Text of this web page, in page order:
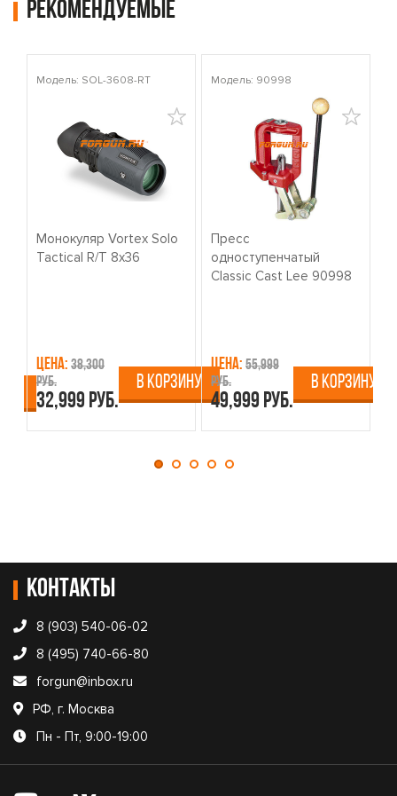
Рекомендуемые
Модель: SOL-3608-RT
Монокуляр Vortex Solo
Tactical R/T 8x36
Цена: 38,300
руб.
32,999 руб.
В КОРЗИНУ
Модель: 90998
Пресс
одноступенчатый
Classic Cast Lee 90998
Цена: 55,999
руб.
49,999 руб.
В КОРЗИНУ
Контакты
8 (903) 540-06-02
8 (495) 740-66-80
forgun@inbox.ru
РФ, г. Москва
Пн - Пт, 9:00-19:00